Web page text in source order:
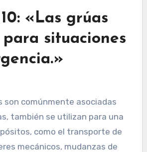
«Las grúas
para situaciones
son comúnmente asociadas
también se utilizan para una
como el transporte de
mecánicos, mudanzas de